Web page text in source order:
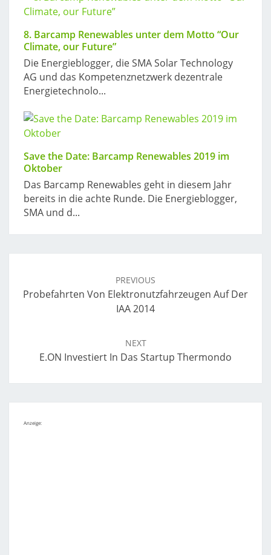
8. Barcamp Renewables unter dem Motto “Our
Climate, our Future”
Die Energieblogger, die SMA Solar Technology
AG und das Kompetenznetzwerk dezentrale
Energietechnolo...
Save the Date: Barcamp Renewables 2019 im
Oktober
Das Barcamp Renewables geht in diesem Jahr
bereits in die achte Runde. Die Energieblogger,
SMA und d...
PREVIOUS
Probefahrten Von Elektronutzfahrzeugen Auf Der
IAA 2014
NEXT
E.ON Investiert In Das Startup Thermondo
Anzeige: